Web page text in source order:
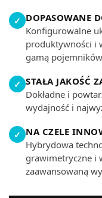
✓ DOPASOWANE
Konfigurowalne
produktywności i
gamą
✓ STAŁA JAKOŚĆ
Dokładne i
wydajność i
✓ NA CZELE
Hybrydowa
grawimetryczne i
zaawansowaną